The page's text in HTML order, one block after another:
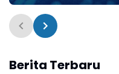
Berita Terbaru